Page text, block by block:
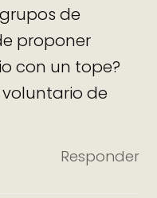
de
proponer
con un tope?
de
Responder